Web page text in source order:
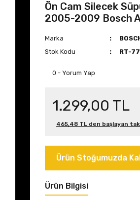
Ön Cam Silecek
2005-2009 Bosch
Marka
Stok Kodu
RT-
0 - Yorum Yap
1.299,00 TL
465,48 TL den başlayan
Ürün Stoğumuzda
Ürün Bilgisi